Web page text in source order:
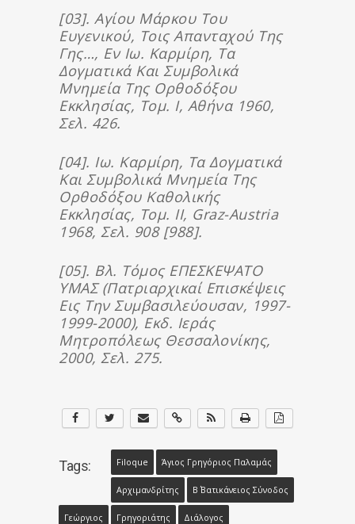
[03]. Αγίου Μάρκου Του
Ευγενικού, Τοις Απανταχού Της
Γης…, Εν Ιω. Καρμίρη, Τα
Δογματικά Και Συμβολικά
Μνημεία Της Ορθοδόξου
Εκκλησίας, Τομ. Ι, Αθήνα 1960,
Σελ. 426.
[04]. Ιω. Καρμίρη, Τα Δογματικά
Και Συμβολικά Μνημεία Της
Ορθοδόξου Καθολικής
Εκκλησίας, Τομ. ΙΙ, Graz-Austria
1968, Σελ. 908 [988].
[05]. Βλ. Τόμος ΕΠΕΣΚΕΨΑΤΟ
ΥΜΑΣ (Πατριαρχικαί Επισκέψεις
Εις Την Συμβασιλεύουσαν, 1997-
1999-2000), Εκδ. Ιεράς
Μητροπόλεως Θεσσαλονίκης,
2000, Σελ. 275.
Tags: Filoque Άγιος Γρηγόριος Παλαμάς
Αρχιμανδρίτης Β΄ Βατικάνειος Σύνοδος
Γεώργιος Γρηγοριάτης Διάλογος